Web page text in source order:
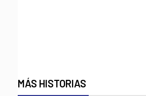
MÁS HISTORIAS